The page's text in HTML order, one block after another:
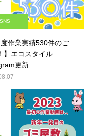
SNS
度作業実績530件のご
】エコスタイル
更新